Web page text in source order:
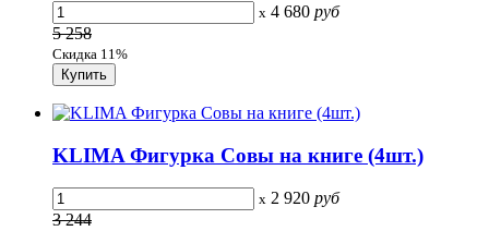
x 4 680 руб
5 258
Скидка 11%
KLIMA Фигурка Совы на книге (4шт.)
x 2 920 руб
3 244